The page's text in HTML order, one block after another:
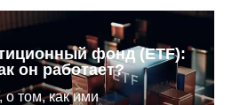
фонд (ETF):
он работает?
о том, как ими